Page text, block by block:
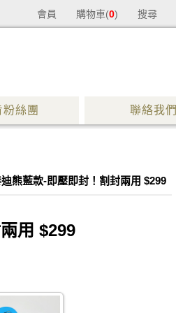
會員 購物車(0) 搜尋
粉絲團 聯絡我們
熊藍款-即壓即封！割封兩用 $299
用 $299